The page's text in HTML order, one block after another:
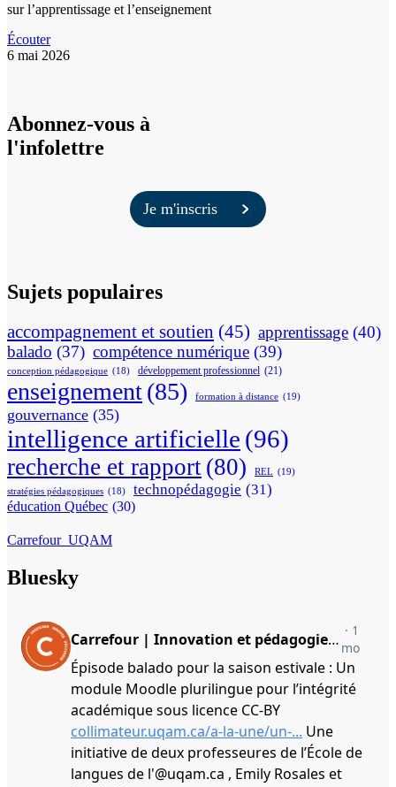
sur l’apprentissage et l’enseignement
Écouter
6 mai 2026
Abonnez-vous à
l'infolettre
Je m'inscris
Sujets populaires
accompagnement et soutien (45) apprentissage (40)
balado (37) compétence numérique (39)
conception pédagogique (18) développement professionnel (21)
enseignement(85) formation à distance (19)
gouvernance (35)
intelligence artificielle (96)
recherche et rapport (80) REL (19)
stratégies pédagogiques (18) technopédagogie (31)
éducation Québec (30)
Carrefour_UQAM
Bluesky